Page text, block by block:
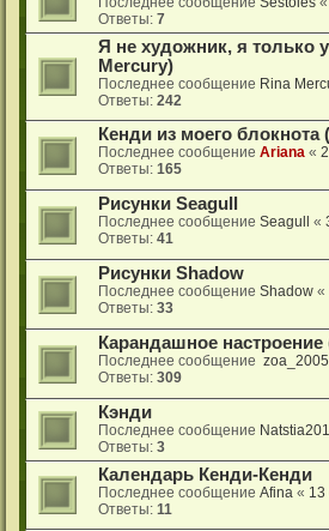
Ответы: 7
Я не художник, я только
Mercury)
Последнее сообщение Rina
Ответы: 242
Кенди из моего
Последнее сообщение Ariana «
Ответы: 165
Рисунки Seagull
Последнее сообщение Seagull «
Ответы: 41
Рисунки Shadow
Последнее сообщение Shadow «
Ответы: 33
Карандашное настроение
Последнее сообщение zoa_2005
Ответы: 309
Кэнди
Последнее сообщение
Ответы: 3
Календарь Кенди-Кенди
Последнее сообщение Afina « 13
Ответы: 11